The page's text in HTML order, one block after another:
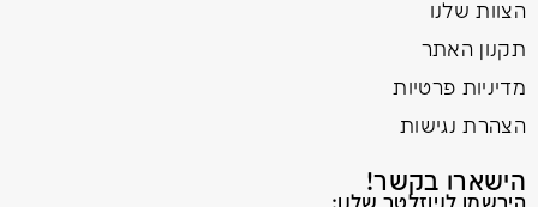
הצוות שלנו
תקנון האתר
מדיניות פרטיות
הצהרת נגישות
הישארו בקשר!